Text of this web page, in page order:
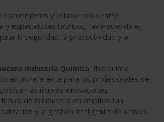
y colaboración entre
y especialistas técnicos, favoreciendo el
la seguridad, la productividad y la
Industria Química, Iberquimia
en un referente para los profesionales de
las últimas innovaciones
de la industria en ámbitos tan
y la gestión inteligente de activos.